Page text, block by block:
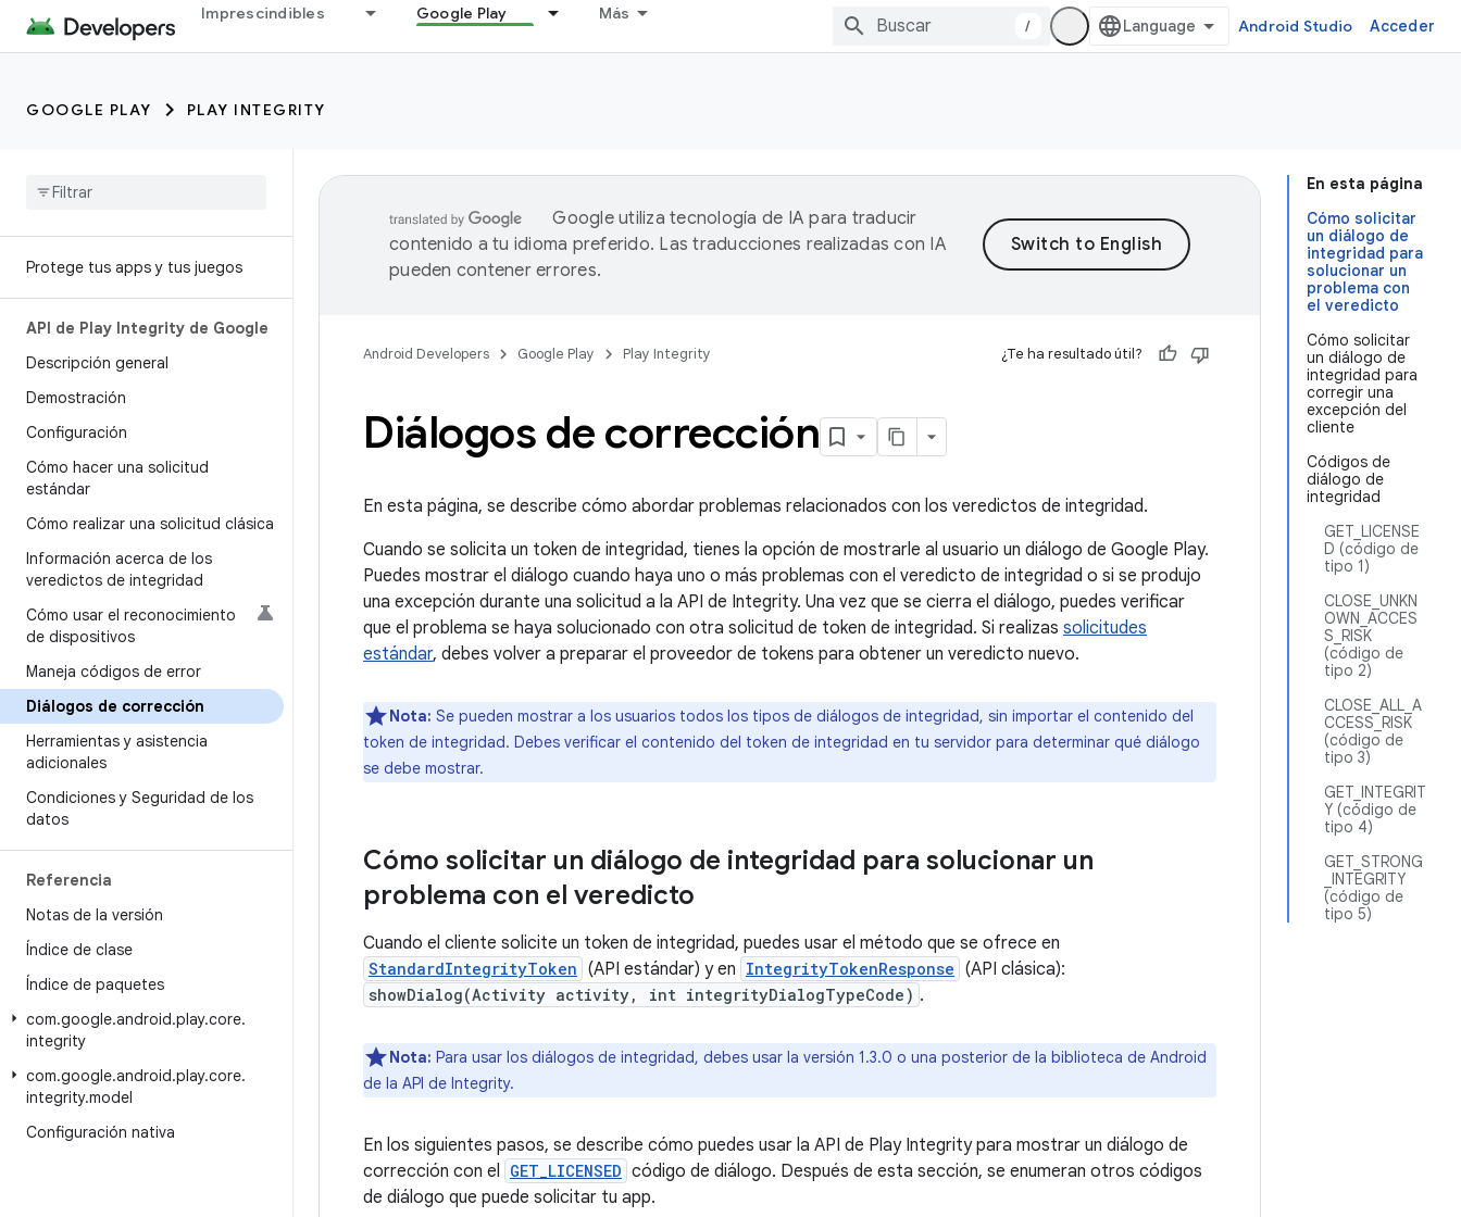
Imprescindibles Google Play Más
/ Android Studio Acceder
GOOGLE PLAY PLAY INTEGRITY
Protege tus apps y tus juegos
API de Play Integrity de Google
Descripción general
Demostración
Configuración
Cómo hacer una solicitud
estándar
Cómo realizar una solicitud clásica
Información acerca de los
veredictos de integridad
Cómo usar el reconocimiento
de dispositivos
Maneja códigos de error
Diálogos de corrección
Herramientas y asistencia
adicionales
Condiciones y Seguridad de los
datos
Referencia
Notas de la versión
Índice de clase
Índice de paquetes
com.google.android.play.core.
integrity
com.google.android.play.core.
integrity.model
Configuración nativa
En esta página
Cómo solicitar
un diálogo de
integridad para
solucionar un
problema con
el veredicto
Cómo solicitar
un diálogo de
integridad para
corregir una
excepción del
cliente
Códigos de
diálogo de
integridad
GET_LICENSE
D (código de
tipo 1)
CLOSE_UNKN
OWN_ACCES
S_RISK
(código de
tipo 2)
CLOSE_ALL_A
CCESS_RISK
(código de
tipo 3)
GET_INTEGRIT
Y (código de
tipo 4)
GET_STRONG
_INTEGRITY
(código de
tipo 5)
Google utiliza tecnología de IA para traducir
contenido a tu idioma preferido. Las traducciones realizadas con IA
pueden contener errores.
Android Developers Google Play Play Integrity ¿Te ha resultado útil?
Diálogos de corrección
En esta página, se describe cómo abordar problemas relacionados con los veredictos de integridad.
Cuando se solicita un token de integridad, tienes la opción de mostrarle al usuario un diálogo de Google Play.
Puedes mostrar el diálogo cuando haya uno o más problemas con el veredicto de integridad o si se produjo
una excepción durante una solicitud a la API de Integrity. Una vez que se cierra el diálogo, puedes verificar
que el problema se haya solucionado con otra solicitud de token de integridad. Si realizas solicitudes
estándar, debes volver a preparar el proveedor de tokens para obtener un veredicto nuevo.
Nota: Se pueden mostrar a los usuarios todos los tipos de diálogos de integridad, sin importar el contenido del
token de integridad. Debes verificar el contenido del token de integridad en tu servidor para determinar qué diálogo
se debe mostrar.
Cómo solicitar un diálogo de integridad para solucionar un
problema con el veredicto
Cuando el cliente solicite un token de integridad, puedes usar el método que se ofrece en
StandardIntegrityToken (API estándar) y en IntegrityTokenResponse (API clásica):
showDialog(Activity activity, int integrityDialogTypeCode) .
Nota: Para usar los diálogos de integridad, debes usar la versión 1.3.0 o una posterior de la biblioteca de Android
de la API de Integrity.
En los siguientes pasos, se describe cómo puedes usar la API de Play Integrity para mostrar un diálogo de
corrección con el GET_LICENSED código de diálogo. Después de esta sección, se enumeran otros códigos
de diálogo que puede solicitar tu app.